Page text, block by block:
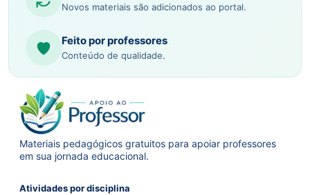
Novos materiais são adicionados ao portal.
Feito por professores
Conteúdo de qualidade.
Materiais pedagógicos gratuitos para apoiar professores
em sua jornada educacional.
Atividades por disciplina